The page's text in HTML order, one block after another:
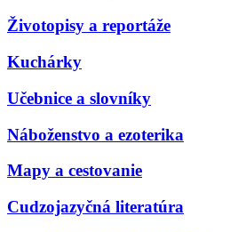
Životopisy a reportáže
Kuchárky
Učebnice a slovníky
Náboženstvo a ezoterika
Mapy a cestovanie
Cudzojazyčná literatúra